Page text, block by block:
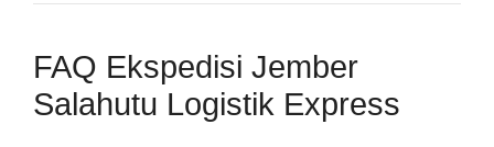
FAQ Ekspedisi Jember
Salahutu Logistik Express